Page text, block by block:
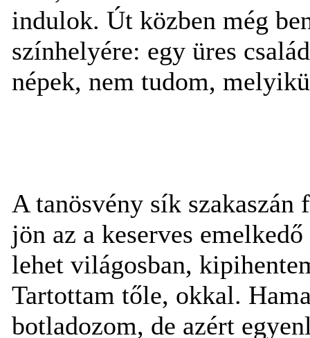
indulok. Út közben még
színhelyére: egy üres
népek, nem tudom,
A tanösvény sík szakaszán
jön az a keserves
lehet világosban,
Tartottam tőle, okkal.
botladozom, de azért